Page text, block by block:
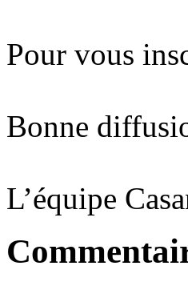
Pour vous
Bonne
L’équipe